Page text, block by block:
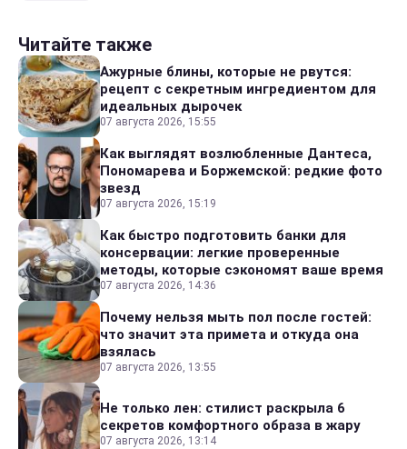
Читайте также
Ажурные блины, которые не рвутся:
рецепт с секретным ингредиентом для
идеальных дырочек
07 августа 2026, 15:55
Как выглядят возлюбленные Дантеса,
Пономарева и Боржемской: редкие фото
звезд
07 августа 2026, 15:19
Как быстро подготовить банки для
консервации: легкие проверенные
методы, которые сэкономят ваше время
07 августа 2026, 14:36
Почему нельзя мыть пол после гостей:
что значит эта примета и откуда она
взялась
07 августа 2026, 13:55
Не только лен: стилист раскрыла 6
секретов комфортного образа в жару
07 августа 2026, 13:14